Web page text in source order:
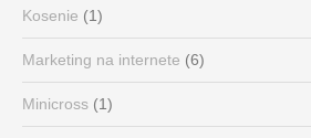
Kosenie (1)
Marketing na internete (6)
Minicross (1)